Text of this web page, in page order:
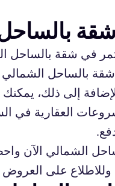
في شقة بالساحل
شقة بالساحل
إلى ذلك،
العقارية
الشمالي الآن
على